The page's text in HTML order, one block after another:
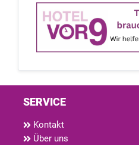
SERVICE
Kontakt
Über uns